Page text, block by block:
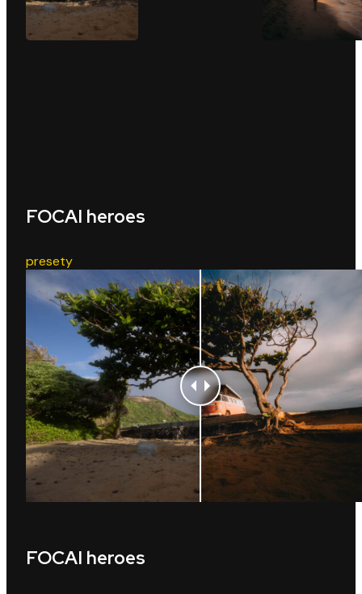
FOCAI heroes
presety
FOCAI heroes